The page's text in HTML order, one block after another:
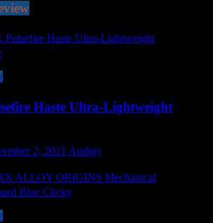
Haste Ultra-Lightweight
2, 2021 Audigy